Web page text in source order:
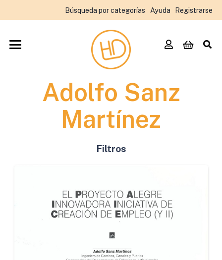
Búsqueda por categorías Ayuda Registrarse
Adolfo Sanz
Martínez
Filtros